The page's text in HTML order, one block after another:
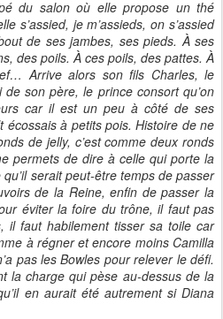
du salon où elle propose un thé
s’assied, je m’assieds, on s’assied
de ses jambes, ses pieds. À ses
des poils. À ces poils, des pattes. À
Arrive alors son fils Charles, le
son père, le prince consort qu’on
car il est un peu à côté de ses
écossais à petits pois. Histoire de ne
de jelly, c’est comme deux ronds
permets de dire à celle qui porte la
serait peut-être temps de passer
de la Reine, enfin de passer la
éviter la foire du trône, il faut pas
il faut habilement tisser sa toile car
à régner et encore moins Camilla
pas les Bowles pour relever le défi.
la charge qui pèse au-dessus de la
en aurait été autrement si Diana